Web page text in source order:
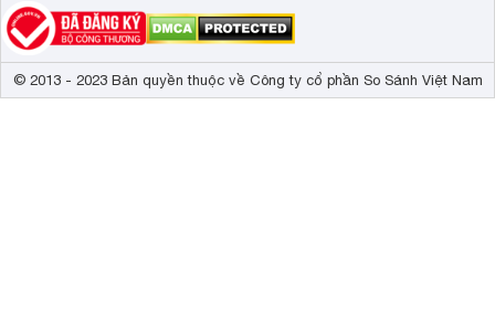
© 2013 - 2023 Bản quyền thuộc về Công ty cổ phần So Sánh Việt Nam